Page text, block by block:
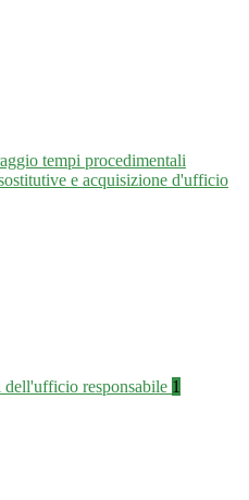
tempi procedimentali
e acquisizione d'ufficio
dell'ufficio responsabile 1